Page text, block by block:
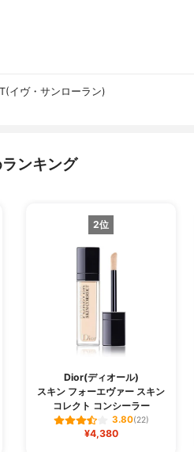
イヴ・サンローラン)
ンキング
2位
Dior(ディオール)
スキン フォーエヴァー スキン
コレクト コンシーラー
3.80(22)
¥4,380